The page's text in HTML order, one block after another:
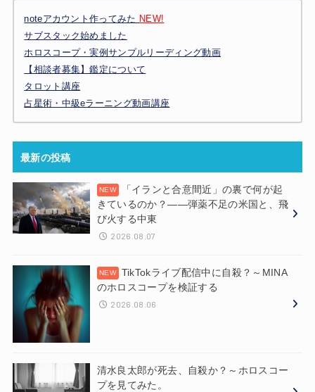
noteアカウント作ってみた NEW!
サブスタック始めました
ホロスコープ・実例サンプルリーディング動画
【相談者募集】鑑定について
タロット講座
占星術・中級eラーニング動画講座
最新の投稿
「イランと合意間近」の裏で何が起
きているのか？——弾薬不足の米国と、飛
び火する中東
2026.08.07
TikTokライブ配信中に自殺？～MINA
のホロスコープを検証する
2026.08.06
清水良太郎が死去、自殺か？～ホロスコー
プを見てみた。